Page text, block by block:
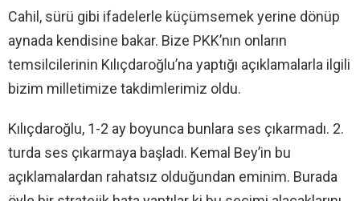
Cahil, sürü gibi ifadelerle küçümsemek yerine dönüp
aynada kendisine bakar. Bize PKK’nın onların
temsilcilerinin Kılıçdaroğlu’na yaptığı açıklamalarla ilgili
bizim milletimize takdimlerimiz oldu.
Kılıçdaroğlu, 1-2 ay boyunca bunlara ses çıkarmadı. 2.
turda ses çıkarmaya başladı. Kemal Bey’in bu
açıklamalardan rahatsız olduğundan eminim. Burada